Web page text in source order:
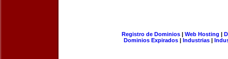
Registro de Dominios| Web Hosting |
Dominios Expirados | Industrias |